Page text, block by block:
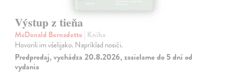
Výstup z tieňa
McDonald Bernadette | Kniha
Hovorili im všelijako. Napríklad nosiči.
Predpredaj, vychádza 20.8.2026, zasielame do 5 dní od
vydania